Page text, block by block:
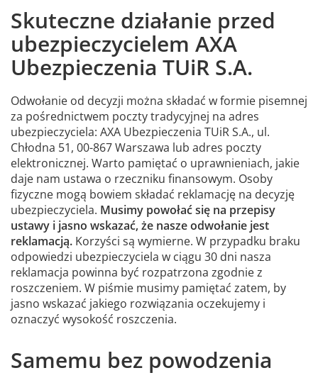
Skuteczne działanie przed
ubezpieczycielem AXA
Ubezpieczenia TUiR S.A.
Odwołanie od decyzji można składać w formie pisemnej
za pośrednictwem poczty tradycyjnej na adres
ubezpieczyciela: AXA Ubezpieczenia TUiR S.A., ul.
Chłodna 51, 00-867 Warszawa lub adres poczty
elektronicznej. Warto pamiętać o uprawnieniach, jakie
daje nam ustawa o rzeczniku finansowym. Osoby
fizyczne mogą bowiem składać reklamację na decyzję
ubezpieczyciela. Musimy powołać się na przepisy
ustawy i jasno wskazać, że nasze odwołanie jest
reklamacją. Korzyści są wymierne. W przypadku braku
odpowiedzi ubezpieczyciela w ciągu 30 dni nasza
reklamacja powinna być rozpatrzona zgodnie z
roszczeniem. W piśmie musimy pamiętać zatem, by
jasno wskazać jakiego rozwiązania oczekujemy i
oznaczyć wysokość roszczenia.
Samemu bez powodzenia